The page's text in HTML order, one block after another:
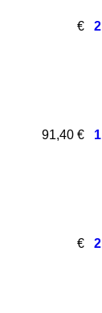
€ 2
91,40 € 1
€ 2